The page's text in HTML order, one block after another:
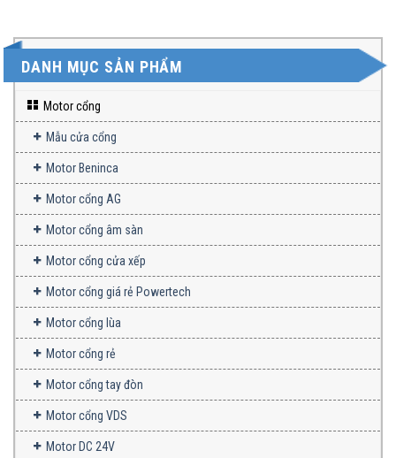
DANH MỤC SẢN PHẨM
Motor cổng
Mẫu cửa cổng
Motor Beninca
Motor cổng AG
Motor cổng âm sàn
Motor cổng cửa xếp
Motor cổng giá rẻ Powertech
Motor cổng lùa
Motor cổng rẻ
Motor cổng tay đòn
Motor cổng VDS
Motor DC 24V